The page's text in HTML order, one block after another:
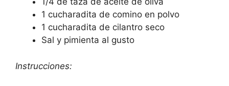
1 cucharadita de comino en polvo
1 cucharadita de cilantro seco
Sal y pimienta al gusto
Instrucciones: